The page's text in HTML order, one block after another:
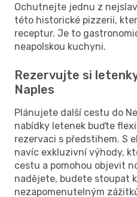
Ochutnejte jednu z
této historické pizzerii,
receptur. Je to
neapolskou kuchyni.
Rezervujte si
Naples
Plánujete další cestu do
nabídky letenek buďte
rezervaci s předstihem. S
navíc exkluzivní výhody,
cestu a pomohou objevit
nadějete, budete stoupat
nezapomenutelným